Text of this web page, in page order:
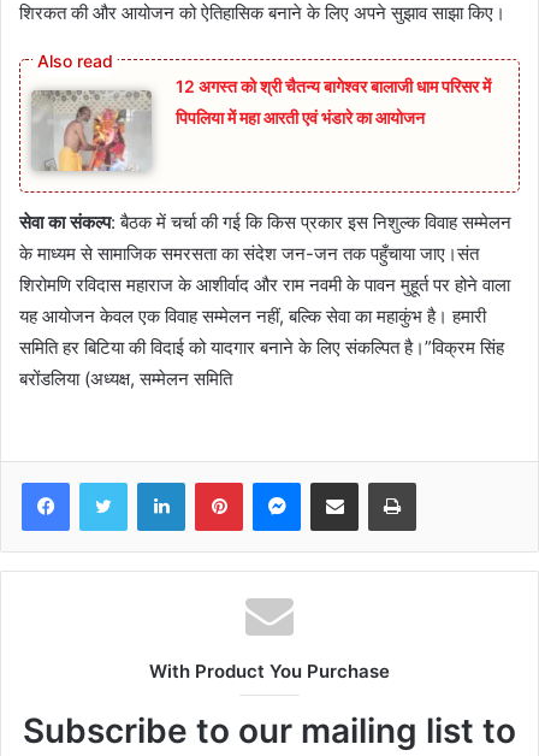
शिरकत की और आयोजन को ऐतिहासिक बनाने के लिए अपने सुझाव साझा किए।
12 अगस्त को श्री चैतन्य बागेश्वर बालाजी धाम परिसर में
पिपलिया में महा आरती एवं भंडारे का आयोजन
सेवा का संकल्प: बैठक में चर्चा की गई कि किस प्रकार इस निशुल्क विवाह सम्मेलन
के माध्यम से सामाजिक समरसता का संदेश जन-जन तक पहुँचाया जाए।संत
शिरोमणि रविदास महाराज के आशीर्वाद और राम नवमी के पावन मुहूर्त पर होने वाला
यह आयोजन केवल एक विवाह सम्मेलन नहीं, बल्कि सेवा का महाकुंभ है। हमारी
समिति हर बिटिया की विदाई को यादगार बनाने के लिए संकल्पित है।”विक्रम सिंह
बरोंडलिया (अध्यक्ष, सम्मेलन समिति
FacebookTwitter LinkedInPinterestMessenger
Share via Email Print
With Product You Purchase
Subscribe to our mailing list to